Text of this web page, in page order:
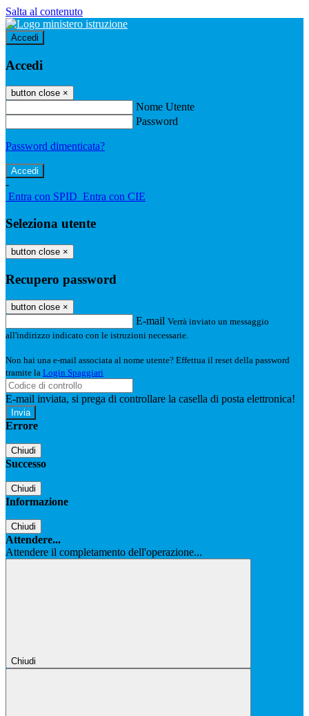
Salta al contenuto
Accedi
Accedi
button close ×
Nome Utente
Password
Password dimenticata?
-
Entra con SPID Entra con CIE
Seleziona utente
button close ×
Recupero password
button close ×
E-mail Verrà inviato un messaggio
all'indirizzo indicato con le istruzioni necessarie.
Non hai una e-mail associata al nome utente? Effettua il reset della password
tramite la Login Spaggiari
E-mail inviata, si prega di controllare la casella di posta elettronica!
Errore
Chiudi
Successo
Chiudi
Informazione
Chiudi
Attendere...
Attendere il completamento dell'operazione...
Chiudi